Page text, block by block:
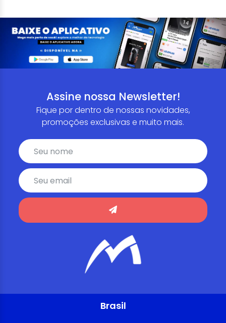
Assine nossa Newsletter!
Fique por dentro de nossas novidades,
promoções exclusivas e muito mais.
Brasil